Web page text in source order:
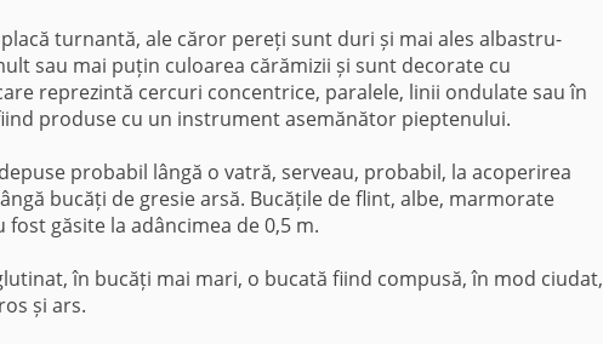
turnantă, ale căror pereți sunt duri și mai ales albastru-
sau mai puțin culoarea cărămizii și sunt decorate cu
reprezintă cercuri concentrice, paralele, linii ondulate sau în
produse cu un instrument asemănător pieptenului.
probabil lângă o vatră, serveau, probabil, la acoperirea
bucăți de gresie arsă. Bucățile de flint, albe, marmorate
găsite la adâncimea de 0,5 m.
în bucăți mai mari, o bucată fiind compusă, în mod ciudat,
și ars.